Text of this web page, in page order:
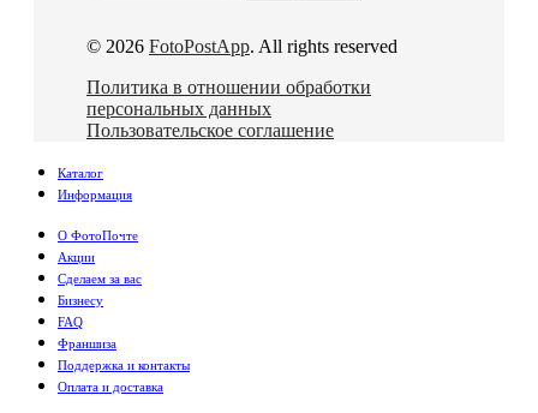
© 2026 FotoPostApp. All rights reserved
Политика в отношении обработки
персональных данных
Пользовательское соглашение
Каталог
Информация
О ФотоПочте
Акции
Сделаем за вас
Бизнесу
FAQ
Франшиза
Поддержка и контакты
Оплата и доставка